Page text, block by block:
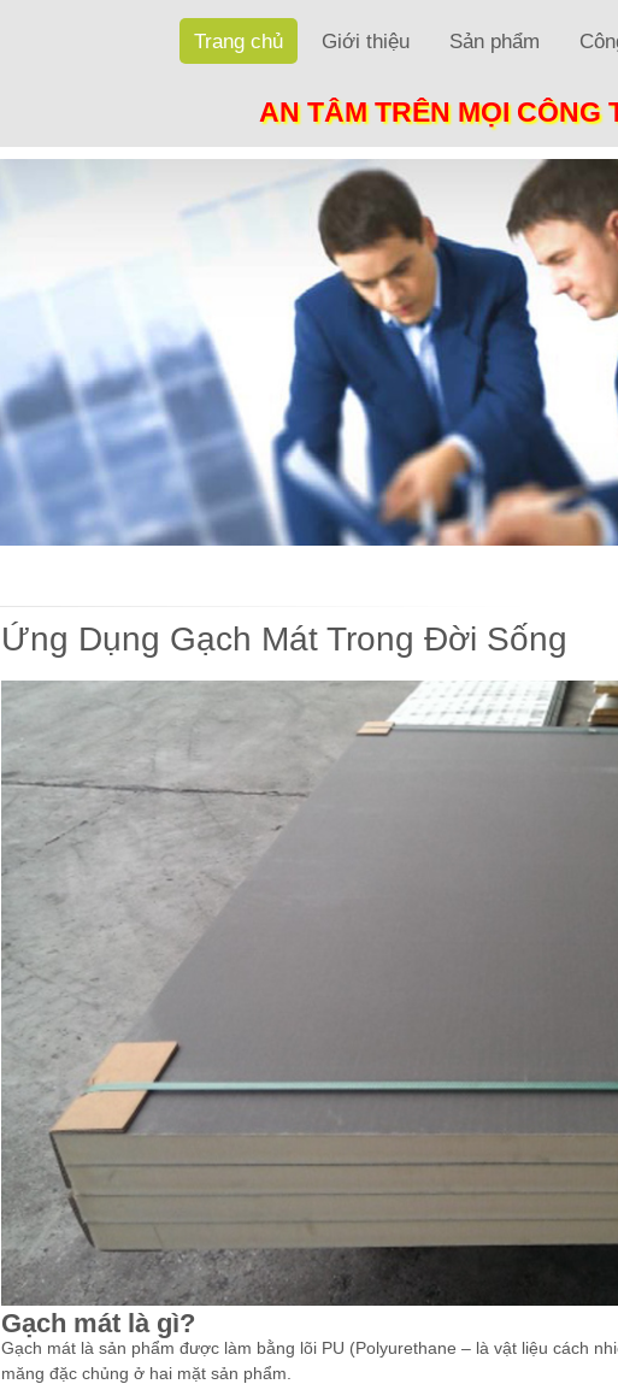
Trang chủ Giới thiệu Sản phẩm
AN TÂM TRÊN MỌI CÔNG
Ứng Dụng Gạch Mát Trong Đời Sống
Gạch mát là gì?
Gạch mát là sản phẩm được làm bằng lõi PU (Polyurethane – là vật liệu cách
măng đặc chủng ở hai mặt sản phẩm.